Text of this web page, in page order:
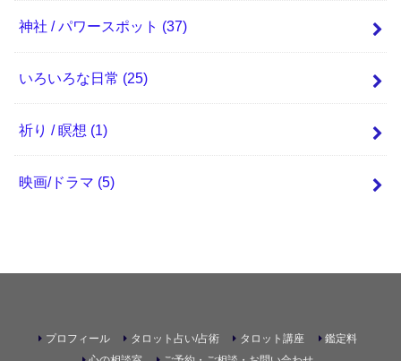
神社 / パワースポット (37)
いろいろな日常 (25)
祈り / 瞑想 (1)
映画/ドラマ (5)
プロフィール タロット占い/占術 タロット講座
鑑定料